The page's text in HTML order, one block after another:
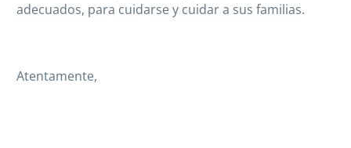
adecuados, para cuidarse y cuidar a sus familias.
Atentamente,